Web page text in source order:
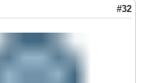
#32